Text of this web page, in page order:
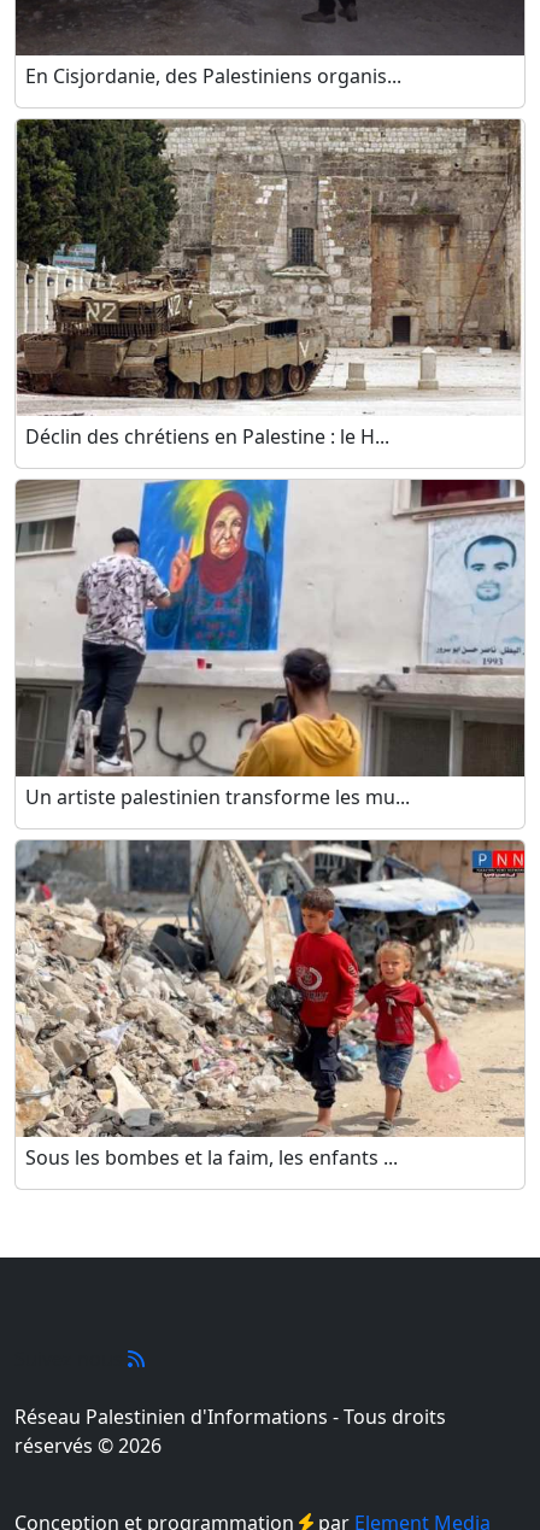
En Cisjordanie, des Palestiniens organis...
Déclin des chrétiens en Palestine : le H...
Un artiste palestinien transforme les mu...
Sous les bombes et la faim, les enfants ...
Réseau Palestinien d'Informations - Tous droits
réservés © 2026
Conception et programmation par Element Media